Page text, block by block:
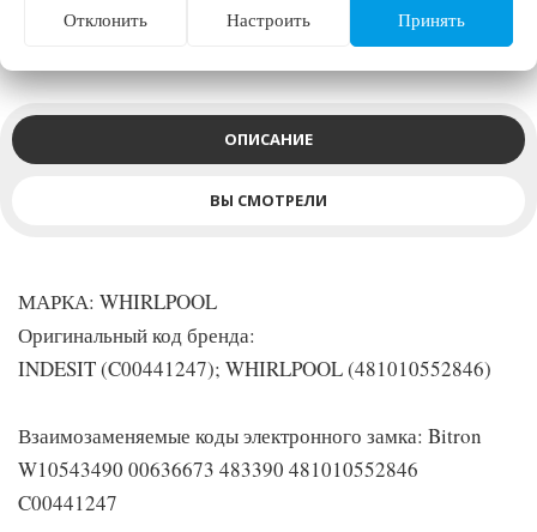
INDESIT (C00441247); WHIRLPOOL (481010552846)
ОПИСАНИЕ
ВЫ СМОТРЕЛИ
МАРКА: WHIRLPOOL
Оригинальный код бренда:
INDESIT (C00441247); WHIRLPOOL (481010552846)
Взаимозаменяемые коды электронного замка: Bitron
W10543490 00636673 483390 481010552846
C00441247
Отклонить Настроить Принять